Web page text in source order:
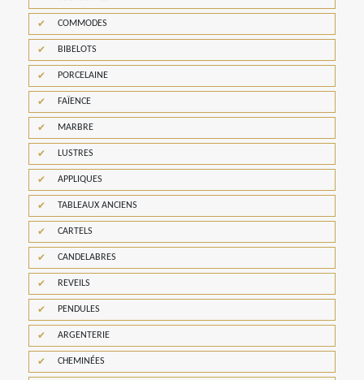
COMMODES
BIBELOTS
PORCELAINE
FAÏENCE
MARBRE
LUSTRES
APPLIQUES
TABLEAUX ANCIENS
CARTELS
CANDELABRES
REVEILS
PENDULES
ARGENTERIE
CHEMINÉES